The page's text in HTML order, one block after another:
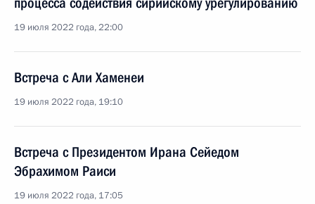
19 июля 2022 года, 22:00
Встреча с Али Хаменеи
19 июля 2022 года, 19:10
Встреча с Президентом Ирана Сейедом
Эбрахимом Раиси
19 июля 2022 года, 17:05